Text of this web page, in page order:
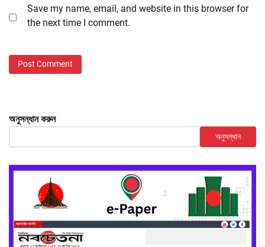
Save my name, email, and website in this browser for
the next time I comment.
অনুসন্ধান করুন
অনুসন্ধান